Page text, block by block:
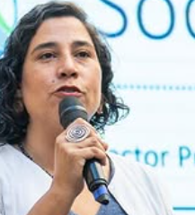
Opinión
Señal 2